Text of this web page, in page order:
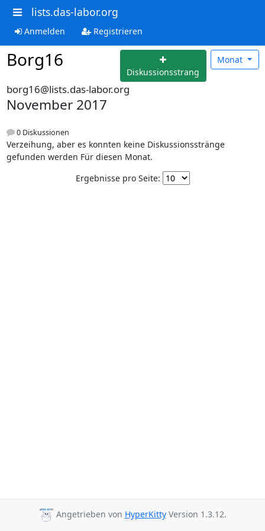
lists.das-labor.org
Anmelden Registrieren
Borg16
Diskussionsstrang
Monat
borg16@lists.das-labor.org
November 2017
0 Diskussionen
Verzeihung, aber es konnten keine Diskussionsstränge
gefunden werden Für diesen Monat.
Ergebnisse pro Seite:
Angetrieben von HyperKittyVersion 1.3.12.